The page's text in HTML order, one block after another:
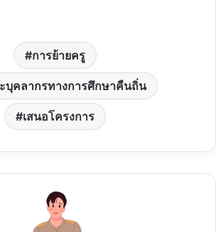
การย้ายครู
บุคลากรทางการศึกษาคืนถิ่น
เสนอโครงการ